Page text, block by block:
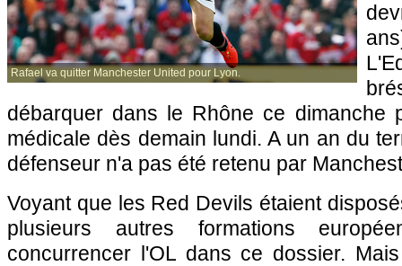
Rafael va quitter Manchester United pour Lyon.
débarquer dans le Rhône ce dimanche
médicale dès demain lundi. A un an du
défenseur n'a pas été retenu par
Voyant que les Red Devils étaient
plusieurs autres formations
concurrencer l'OL dans ce dossier.